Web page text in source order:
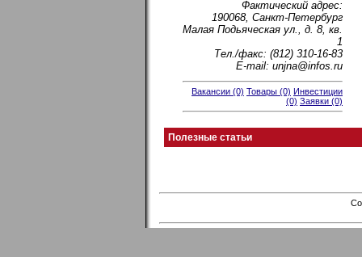
Фактический адрес:
190068, Санкт-Петербург
Малая Подьяческая ул., д. 8, кв.
1
Тел./факс: (812) 310-16-83
E-mail: unjna@infos.ru
Вакансии (0) Товары (0) Инвестиции
(0) Заявки (0)
Полезные статьи